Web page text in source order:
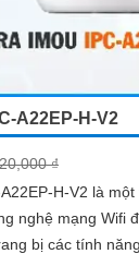
A22EP-H-V2
₫
H-V2 là
nghệ mạng Wifi
Được trang bị các tính